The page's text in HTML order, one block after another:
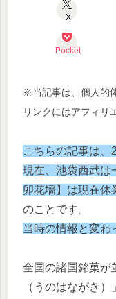
X
Pocket
※当記事は、個人的
リンクにはアフィリ
こちらの記事は、
現在、池袋西武
卯花墻】は現在休
のことです。
当時の情報と変わ
全国の諸国銘菓が
（うのはながき